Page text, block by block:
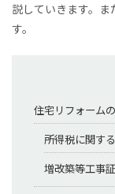
説していきます。
す。
住宅リフォーム
所得税に関す
増改築等工事